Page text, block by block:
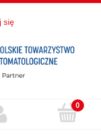
się